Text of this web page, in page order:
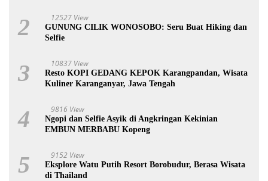
2 12527 View
GUNUNG CILIK WONOSOBO: Seru Buat Hiking dan
Selfie
3 10837 View
Resto KOPI GEDANG KEPOK Karangpandan, Wisata
Kuliner Karanganyar, Jawa Tengah
4 9816 View
Ngopi dan Selfie Asyik di Angkringan Kekinian
EMBUN MERBABU Kopeng
5 9152 View
Eksplore Watu Putih Resort Borobudur, Berasa Wisata
di Thailand